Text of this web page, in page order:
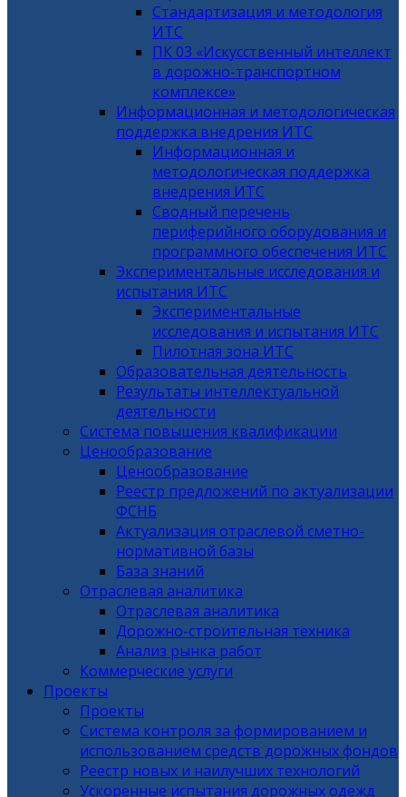
Стандартизация и методология
ИТС
ПК 03 «Искусственный интеллект
в дорожно-транспортном
комплексе»
Информационная и методологическая
поддержка внедрения ИТС
Информационная и
методологическая поддержка
внедрения ИТС
Сводный перечень
периферийного оборудования и
программного обеспечения ИТС
Экспериментальные исследования и
испытания ИТС
Экспериментальные
исследования и испытания ИТС
Пилотная зона ИТС
Образовательная деятельность
Результаты интеллектуальной
деятельности
Система повышения квалификации
Ценообразование
Ценообразование
Реестр предложений по актуализации
ФСНБ
Актуализация отраслевой сметно-
нормативной базы
База знаний
Отраслевая аналитика
Отраслевая аналитика
Дорожно-строительная техника
Анализ рынка работ
Коммерческие услуги
Проекты
Проекты
Система контроля за формированием и
использованием средств дорожных фондов
Реестр новых и наилучших технологий
Ускоренные испытания дорожных одежд